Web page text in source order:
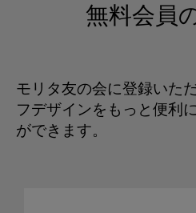
無料会員
モリタ友の会に登録いた
フデザインをもっと便利
ができます。